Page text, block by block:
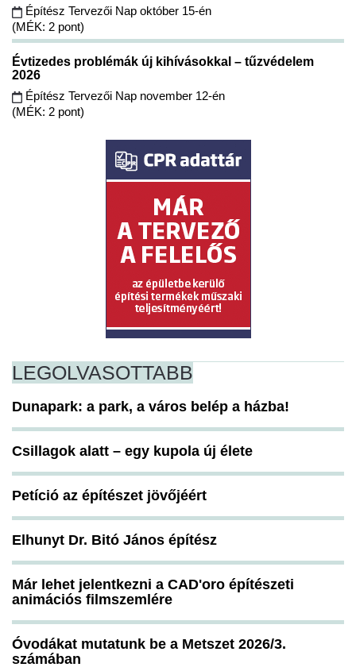
Építész Tervezői Nap október 15-én
(MÉK: 2 pont)
Évtizedes problémák új kihívásokkal – tűzvédelem
2026
Építész Tervezői Nap november 12-én
(MÉK: 2 pont)
LEGOLVASOTTABB
Dunapark: a park, a város belép a házba!
Csillagok alatt – egy kupola új élete
Petíció az építészet jövőjéért
Elhunyt Dr. Bitó János építész
Már lehet jelentkezni a CAD'oro építészeti
animációs filmszemlére
Óvodákat mutatunk be a Metszet 2026/3.
számában